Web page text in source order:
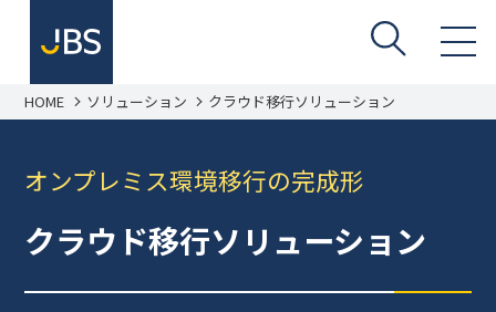
HOME ソリューション クラウド移行ソリューション
オンプレミス環境移行の完成形
クラウド移行ソリューション